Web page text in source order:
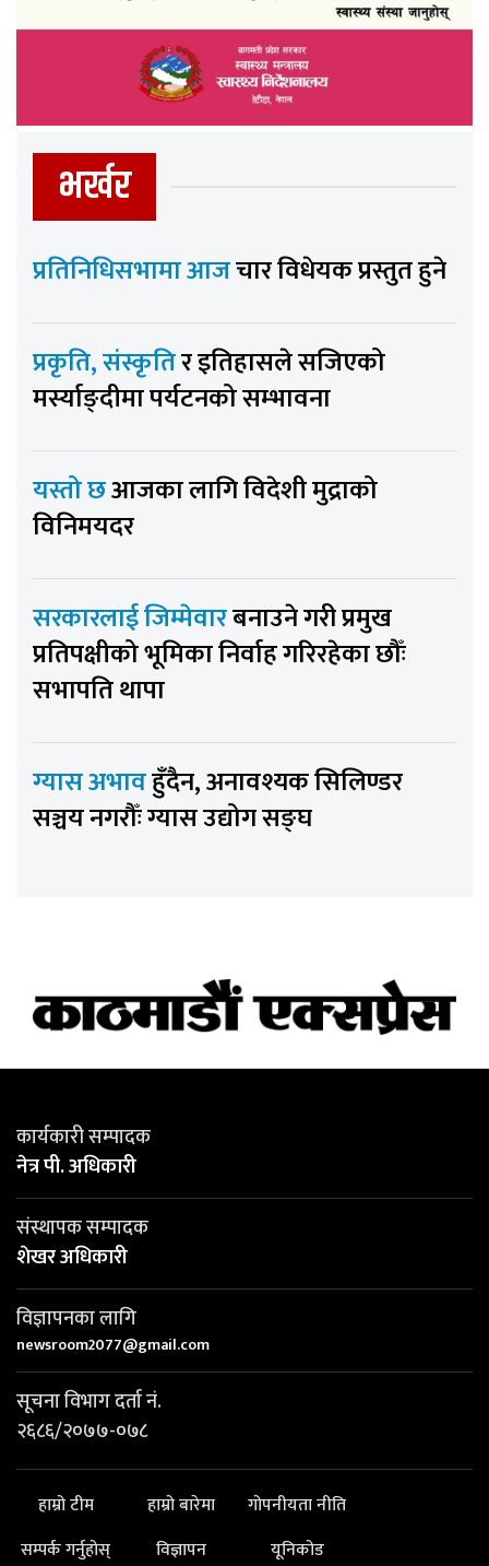
भर्खर
प्रतिनिधिसभामा आजचार विधेयक प्रस्तुत हुने
प्रकृति, संस्कृतिर इतिहासले सजिएको
मर्स्याङ्दीमा पर्यटनको सम्भावना
यस्तो छआजका लागि विदेशी मुद्राको
विनिमयदर
सरकारलाई जिम्मेवारबनाउने गरी प्रमुख
प्रतिपक्षीको भूमिका निर्वाह गरिरहेका छौँः
सभापति थापा
ग्यास अभावहुँदैन, अनावश्यक सिलिण्डर
सञ्चय नगरौँः ग्यास उद्योग सङ्घ
कार्यकारी सम्पादक
नेत्र पी. अधिकारी
संस्थापक सम्पादक
शेखर अधिकारी
विज्ञापनका लागि
newsroom2077@gmail.com
सूचना विभाग दर्ता नं.
२६८६/२०७७-०७८
हाम्रो टीम हाम्रो बारेमा
गोपनीयता नीति
सम्पर्क गर्नुहोस्
विज्ञापन यूनिकोड